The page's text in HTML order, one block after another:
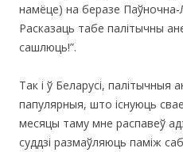
намёце) на беразе Паўночна-
Расказаць табе палітычны
сашлюць!”.
Так i ў Беларусi, палiтычныя
папулярныя, што icнуюць
месяцы таму мне распавеў
суддзі размаўляюць паміж